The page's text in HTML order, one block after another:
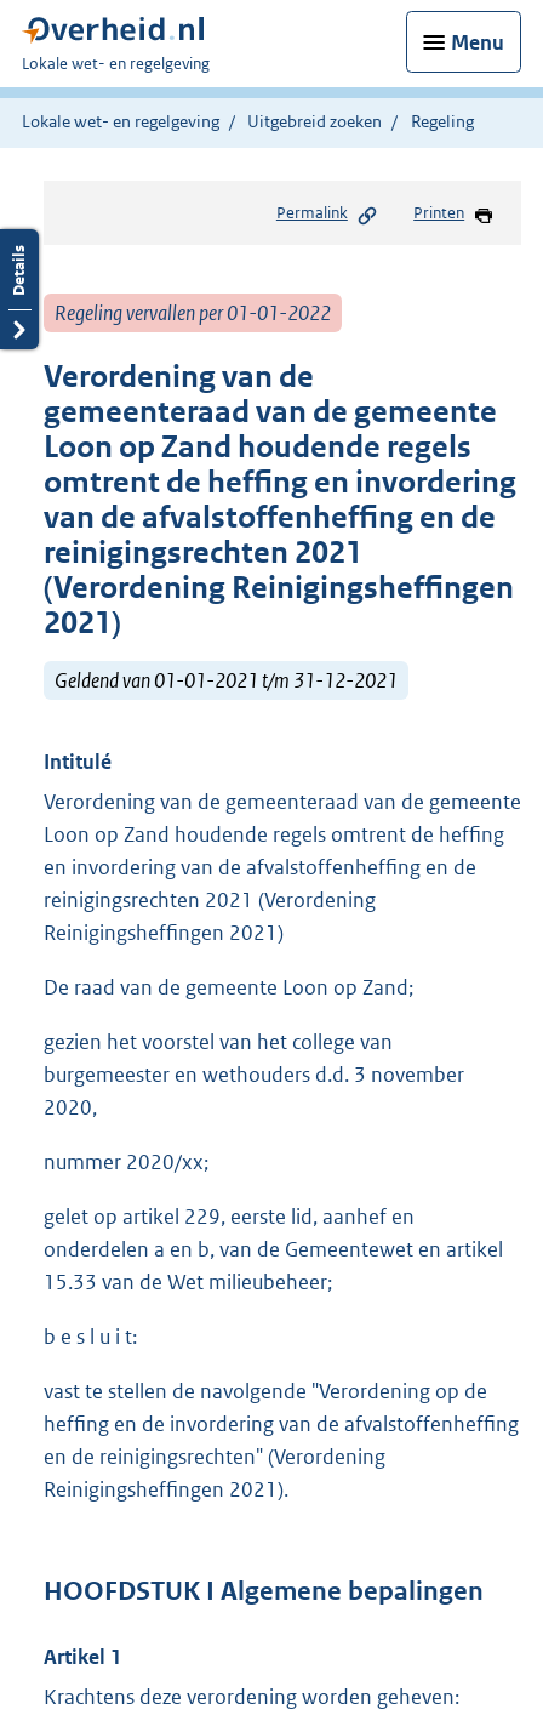
Menu
U
bent
hier:
Lokale wet- en regelgeving
Lokale wet- en regelgeving Uitgebreid zoeken Regeling
Permalink Printen
Regeling vervallen per 01-01-2022
Verordening van de
gemeenteraad van de gemeente
Loon op Zand houdende regels
omtrent de heffing en invordering
van de afvalstoffenheffing en de
reinigingsrechten 2021
(Verordening Reinigingsheffingen
2021)
Geldend van 01-01-2021 t/m 31-12-2021
Intitulé
Verordening van de gemeenteraad van de gemeente
Loon op Zand houdende regels omtrent de heffing
en invordering van de afvalstoffenheffing en de
reinigingsrechten 2021 (Verordening
Reinigingsheffingen 2021)
De raad van de gemeente Loon op Zand;
gezien het voorstel van het college van
burgemeester en wethouders d.d. 3 november
2020,
nummer 2020/xx;
gelet op artikel 229, eerste lid, aanhef en
onderdelen a en b, van de Gemeentewet en artikel
15.33 van de Wet milieubeheer;
b e s l u i t:
vast te stellen de navolgende "Verordening op de
heffing en de invordering van de afvalstoffenheffing
en de reinigingsrechten" (Verordening
Reinigingsheffingen 2021).
HOOFDSTUK I Algemene bepalingen
Artikel 1
Krachtens deze verordening worden geheven: